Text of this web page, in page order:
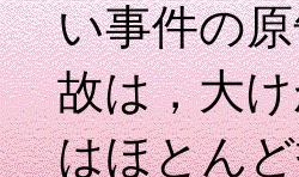
い事件の
故は，大
はほとん